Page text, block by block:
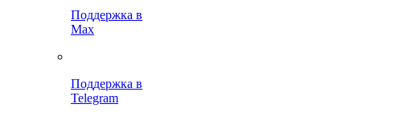
Поддержка в
Max
Поддержка в
Telegram